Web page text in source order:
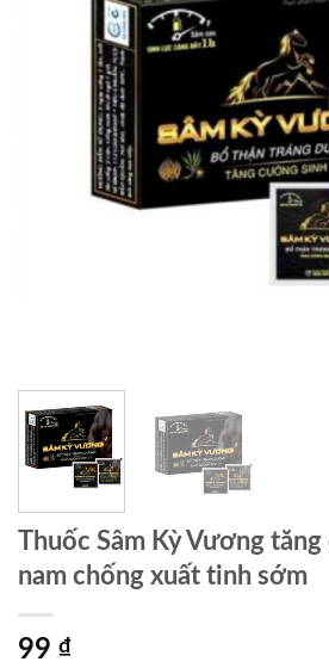
Thuốc Sâm Kỳ Vương
nam chống xuất tinh sớm
99 ₫